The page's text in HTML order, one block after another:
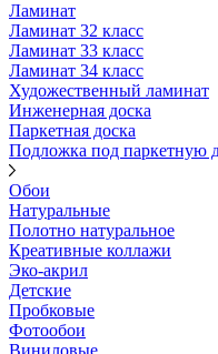
Ламинат
Ламинат 32 класс
Ламинат 33 класс
Ламинат 34 класс
Художественный ламинат
Инженерная доска
Паркетная доска
Подложка под паркетную
Обои
Натуральные
Полотно натуральное
Креативные коллажи
Эко-акрил
Детские
Пробковые
Фотообои
Виниловые